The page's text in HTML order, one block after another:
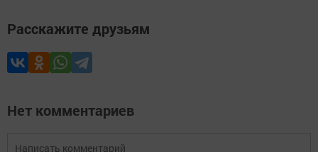
Расскажите друзьям
Нет комментариев